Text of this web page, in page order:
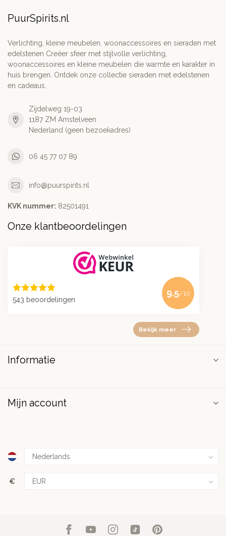
PuurSpirits.nl
Verlichting, kleine meubelen, woonaccessoires en sieraden met
edelstenen Creëer sfeer met stijlvolle verlichting,
woonaccessoires en kleine meubelen die warmte en karakter in
huis brengen. Ontdek onze collectie sieraden met edelstenen
en cadeaus.
Zijdelweg 19-03
1187 ZM Amstelveen
Nederland (geen bezoekadres)
06 45 77 07 89
info@puurspirits.nl
KVK nummer: 82501491
Onze klantbeoordelingen
543 beoordelingen
9.5/10
Bekijk meer
Informatie
Mijn account
€